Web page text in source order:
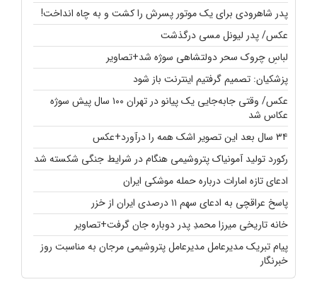
پدر شاهرودی برای یک موتور پسرش را کشت و به چاه انداخت!
عکس/ پدر لیونل مسی درگذشت
لباسِ چروک سحر دولتشاهی سوژه شد+تصاویر
پزشکیان: تصمیم گرفتیم اینترنت باز شود
عکس/ وقتی جابه‌جایی یک پیانو در تهران ۱۰۰ سال پیش سوژه
عکاس شد
۳۴ سال بعد این تصویر اشک همه را درآورد+عکس
رکورد تولید آمونیاک پتروشیمی هنگام در شرایط جنگی شکسته شد
ادعای تازه امارات درباره حمله موشکی ایران
پاسخ عراقچی به ادعای سهم ۱۱ درصدی ایران از خزر
خانه تاریخی میرزا محمدِ پدر دوباره جان گرفت+تصاویر
پیام تبریک مدیرعامل مدیرعامل پتروشیمی مرجان به مناسبت روز
خبرنگار